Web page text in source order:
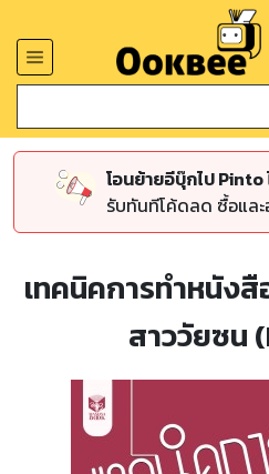
โอนย้ายอีบุ๊กไป
รับทันทีโค้ดลด ซื้อแล
เทคนิคการทำหนัง
สาววัยซน